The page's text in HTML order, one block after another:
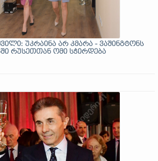
უკრაინა არ კმარა - ვაშინგტონს
რუსეთთან ომი სჭირდება